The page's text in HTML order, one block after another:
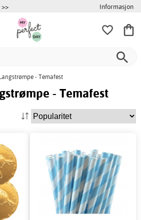
>> Informasjon
- Temafest
- Temafest